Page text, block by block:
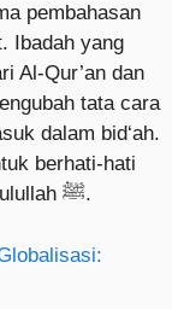
pembahasan
Ibadah yang
Al-Qur’an dan
tata cara
dalam bid‘ah.
berhati-hati
dan selalu merujuk kepada tuntunan Rasulullah ﷺ.